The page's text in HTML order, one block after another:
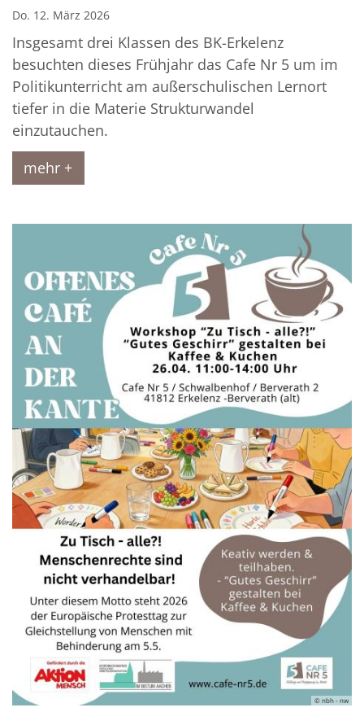
Do. 12. März 2026
Insgesamt drei Klassen des BK-Erkelenz
besuchten dieses Frühjahr das Cafe Nr 5 um im
Politikunterricht am außerschulischen Lernort
tiefer in die Materie Strukturwandel
einzutauchen.
mehr +
© nbh - nw